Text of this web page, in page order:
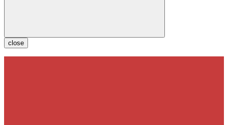
close